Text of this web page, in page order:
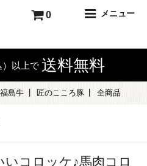
メニュー
0
）以上で 送料無料
福島牛 匠のこころ豚 全商品
コロッケ♪馬肉コロ